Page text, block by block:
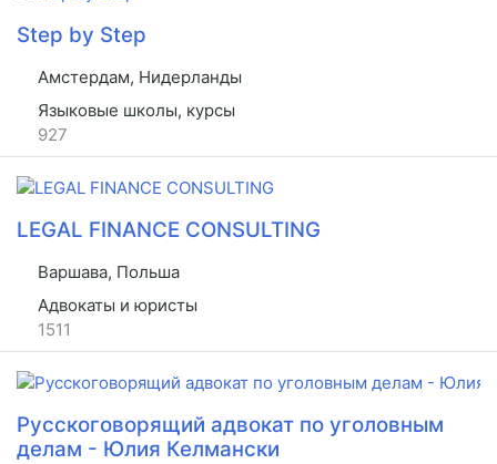
Step by Step
Амстердам, Нидерланды
Языковые школы, курсы
927
LEGAL FINANCE CONSULTING
Варшава, Польша
Адвокаты и юристы
1511
Русскоговорящий адвокат по уголовным
делам - Юлия Келмански